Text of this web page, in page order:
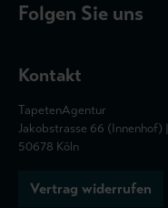
Folgen Sie uns
Kontakt
TapetenAgentur
Jakobstrasse 66 (Innenhof) |
50678 Köln
Vertrag widerrufen